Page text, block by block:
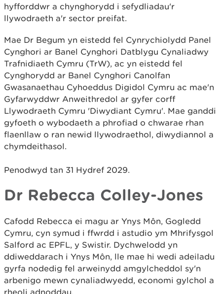
hyfforddwr a chynghorydd i sefydliadau'r
llywodraeth a'r sector preifat.
Mae Dr Begum yn eistedd fel Cynrychiolydd Panel
Cynghori ar Banel Cynghori Datblygu Cynaliadwy
Trafnidiaeth Cymru (TrW), ac yn eistedd fel
Cynghorydd ar Banel Cynghori Canolfan
Gwasanaethau Cyhoeddus Digidol Cymru ac mae'n
Gyfarwyddwr Anweithredol ar gyfer corff
Llywodraeth Cymru 'Diwydiant Cymru'. Mae ganddi
gyfoeth o wybodaeth a phrofiad o chwarae rhan
flaenllaw o ran newid llywodraethol, diwydiannol a
chymdeithasol.
Penodwyd tan 31 Hydref 2029.
Dr Rebecca Colley-Jones
Cafodd Rebecca ei magu ar Ynys Môn, Gogledd
Cymru, cyn symud i ffwrdd i astudio ym Mhrifysgol
Salford ac EPFL, y Swistir. Dychwelodd yn
ddiweddarach i Ynys Môn, lle mae hi wedi adeiladu
gyrfa nodedig fel arweinydd amgylcheddol sy'n
arbenigo mewn cynaliadwyedd, economi gylchol a
rheoli adnoddau.